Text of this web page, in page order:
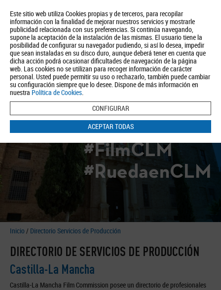
Este sitio web utiliza Cookies propias y de terceros, para recopilar
información con la finalidad de mejorar nuestros servicios y mostrarle
publicidad relacionada con sus preferencias. Si continúa navegando,
supone la aceptación de la instalación de las mismas. El usuario tiene la
posibilidad de configurar su navegador pudiendo, si así lo desea, impedir
que sean instaladas en su disco duro, aunque deberá tener en cuenta que
dicha acción podrá ocasionar dificultades de navegación de la página
web. Las cookies no se utilizan para recoger información de carácter
personal. Usted puede permitir su uso o rechazarlo, también puede cambiar
su configuración siempre que lo desee. Dispone de más información en
nuestra Política de Cookies.
CONFIGURAR
ACEPTAR TODAS
Quiénes somos Turismo Política de Privacidad Aviso Legal
Política de Cookies
BUSCAR
#FilmCLM
#RuedaenCLM
Inicio / Directorio Servicios de Producción
DIRECTORIO DE SERVICIOS DE PRODUCCIÓN
Castilla-La Mancha
Castilla-La Mancha Film Commission posee un directorio de profesionales